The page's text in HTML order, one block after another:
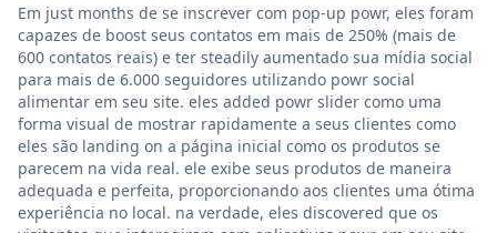
Em just months de se inscrever com pop-up powr, eles foram
capazes de boost seus contatos em mais de 250% (mais de
600 contatos reais) e ter steadily aumentado sua mídia social
para mais de 6.000 seguidores utilizando powr social
alimentar em seu site. eles added powr slider como uma
forma visual de mostrar rapidamente a seus clientes como
eles são landing on a página inicial como os produtos se
parecem na vida real. ele exibe seus produtos de maneira
adequada e perfeita, proporcionando aos clientes uma ótima
experiência no local. na verdade, eles discovered que os